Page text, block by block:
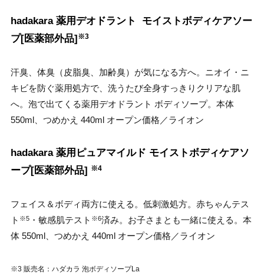
hadakara 薬用デオドラント モイストボディケアソー
プ[医薬部外品]※3
汗臭、体臭（皮脂臭、加齢臭）が気になる方へ。ニオイ・ニ
キビを防ぐ薬用処方で、洗うたび全身すっきりクリアな肌
へ。泡で出てくる薬用デオドラント ボディソープ。本体
550ml、つめかえ 440ml オープン価格／ライオン
hadakara 薬用ピュアマイルド モイストボディケアソ
ープ[医薬部外品] ※4
フェイス＆ボディ両方に使える。低刺激処方。赤ちゃんテス
ト ※5 ・敏感肌テスト ※6済み。お子さまとも一緒に使える。本
体 550ml、つめかえ 440ml オープン価格／ライオン
※3 販売名：ハダカラ 泡ボディソープLa